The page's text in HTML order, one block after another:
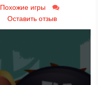
Похожие игры
Оставить отзыв